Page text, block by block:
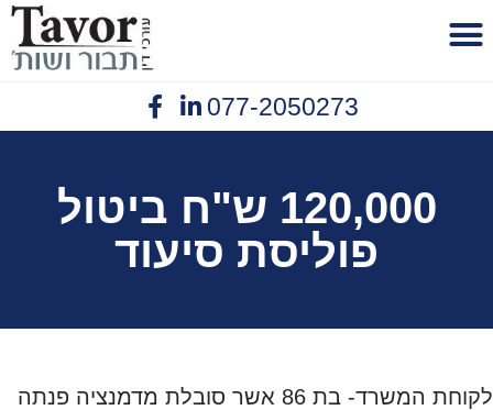
077-2050273
120,000 ש"ח ביטול
פוליסת סיעוד
לקוחת המשרד- בת 86 אשר סובלת מדמנציה פנתה